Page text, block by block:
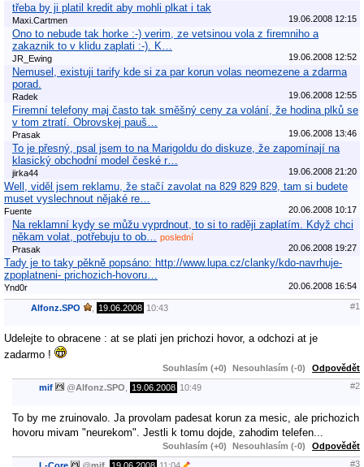
třeba by ji platil kredit aby mohli plkat i tak
Maxi.Cartmen 19.06.2008 12:15
Ono to nebude tak horke :-) verim, ze vetsinou vola z firemniho a
zakaznik to v klidu zaplati :-). K…
JR_Ewing 19.06.2008 12:52
Nemusel, existuji tarify kde si za par korun volas neomezene a zdarma
porad.
Radek 19.06.2008 12:55
Firemní telefony maj často tak směšný ceny za volání, že hodina plků se
v tom ztratí. Obrovskej pauš…
Prasak 19.06.2008 13:46
To je přesný, psal jsem to na Marigoldu do diskuze, že zapomínají na
klasický obchodní model české r…
jirka44 19.06.2008 21:20
Well, viděl jsem reklamu, že stačí zavolat na 829 829 829, tam si budete
muset vyslechnout nějaké re…
Fuente 20.06.2008 10:17
Na reklamní kydy se můžu vyprdnout, to si to raději zaplatím. Když chci
někam volat, potřebuju to ob…
poslední
Prasak
20.06.2008 19:27
Tady je to taky pěkně popsáno: http://www.lupa.cz/clanky/kdo-navrhuje-
zpoplatneni- prichozich-hovoru…
Ynd0r 20.06.2008 16:54
Alfonz.SPO 19.06.2008 10:43 #1
Udelejte to obracene : at se plati jen prichozi hovor, a odchozi at je
zadarmo !
Souhlasím (+0) Nesouhlasím (-0) Odpovědět
mif @Alfonz.SPO 19.06.2008 10:49 #2
To by me zruinovalo. Ja provolam padesat korun za mesic, ale prichozich
hovoru mivam "neurekom". Jestli k tomu dojde, zahodim telefen...
Souhlasím (+0) Nesouhlasím (-0) Odpovědět
#3